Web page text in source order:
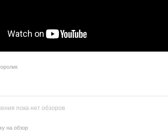
пока нет обзоров
на обзор